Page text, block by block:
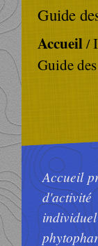
Guide
Accueil/
Guide
Accueil
d'activité